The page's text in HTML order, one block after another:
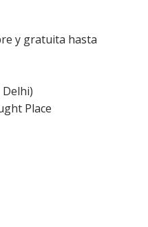
y gratuita hasta
Place